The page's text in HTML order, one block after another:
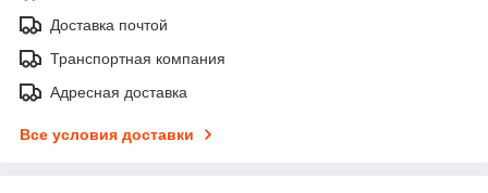
Доставка почтой
Транспортная компания
Адресная доставка
Все условия доставки